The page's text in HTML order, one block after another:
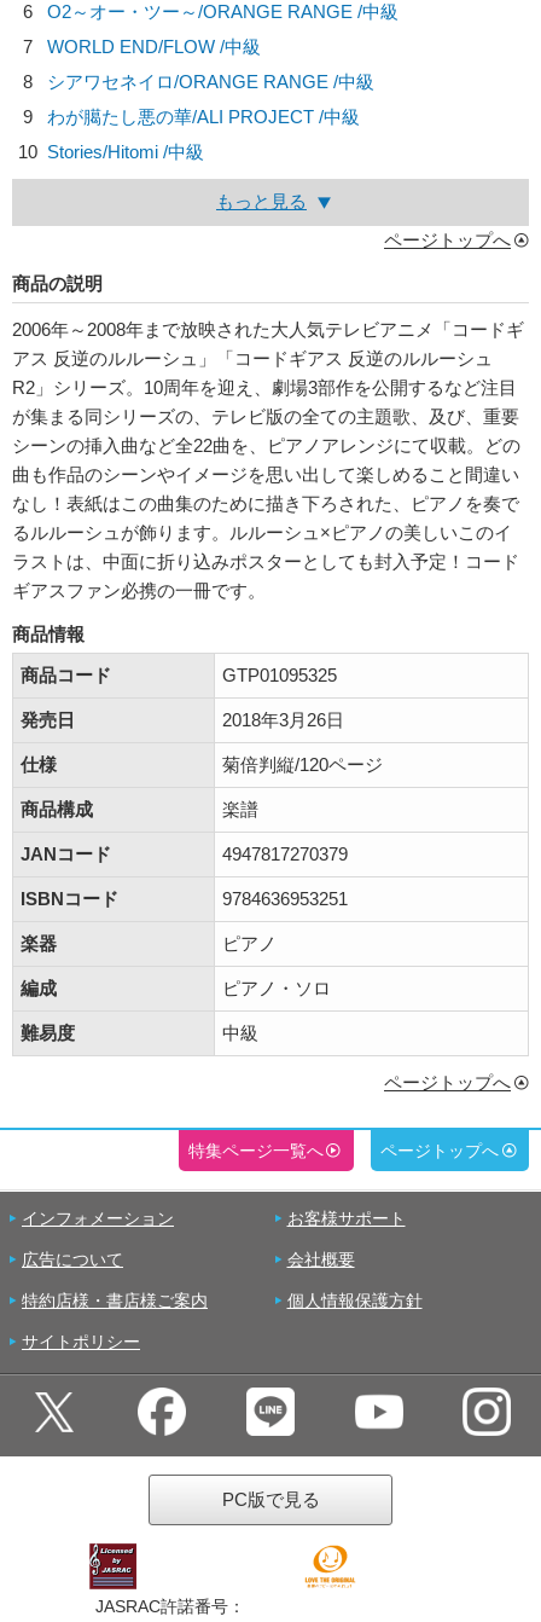
6
O2～オー・ツー～/ORANGE RANGE /中級
7
WORLD END/FLOW /中級
8
シアワセネイロ/ORANGE RANGE /中級
9
わが臈たし悪の華/ALI PROJECT /中級
10 Stories/Hitomi /中級
もっと見る
ページトップへ
商品の説明
2006年～2008年まで放映された大人気テレビアニメ「コードギ
アス 反逆のルルーシュ」「コードギアス 反逆のルルーシュ
R2」シリーズ。10周年を迎え、劇場3部作を公開するなど注目
が集まる同シリーズの、テレビ版の全ての主題歌、及び、重要
シーンの挿入曲など全22曲を、ピアノアレンジにて収載。どの
曲も作品のシーンやイメージを思い出して楽しめること間違い
なし！表紙はこの曲集のために描き下ろされた、ピアノを奏で
るルルーシュが飾ります。ルルーシュ×ピアノの美しいこのイ
ラストは、中面に折り込みポスターとしても封入予定！コード
ギアスファン必携の一冊です。
商品情報
商品コード
GTP01095325
発売日 2018年3月26日
仕様 菊倍判縦/120ページ
商品構成 楽譜
JANコード 4947817270379
ISBNコード 9784636953251
楽器 ピアノ
編成 ピアノ・ソロ
難易度 中級
ページトップへ
特集ページ一覧へ ページトップへ
インフォメーション お客様サポート
広告について 会社概要
特約店様・書店様ご案内 個人情報保護方針
サイトポリシー
PC版で見る
JASRAC許諾番号：